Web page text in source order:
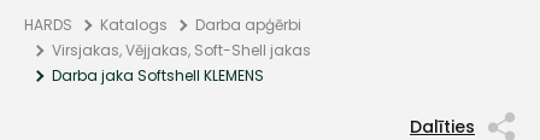
HARDS Katalogs
Darba apģērbi
Virsjakas, Vējjakas, Soft-Shell jakas
Darba jaka Softshell KLEMENS
Dalīties